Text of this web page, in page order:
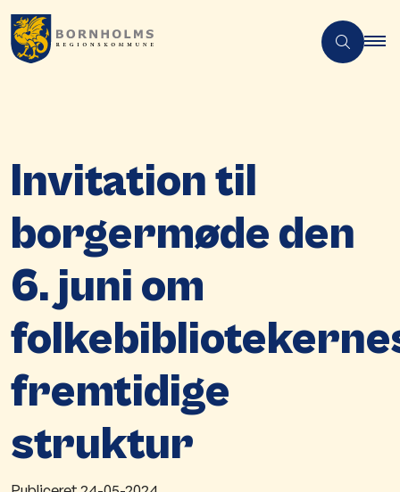
Invitation til
borgermøde den
6. juni om
fremtidige
struktur